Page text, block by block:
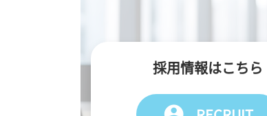
採用情報はこちら